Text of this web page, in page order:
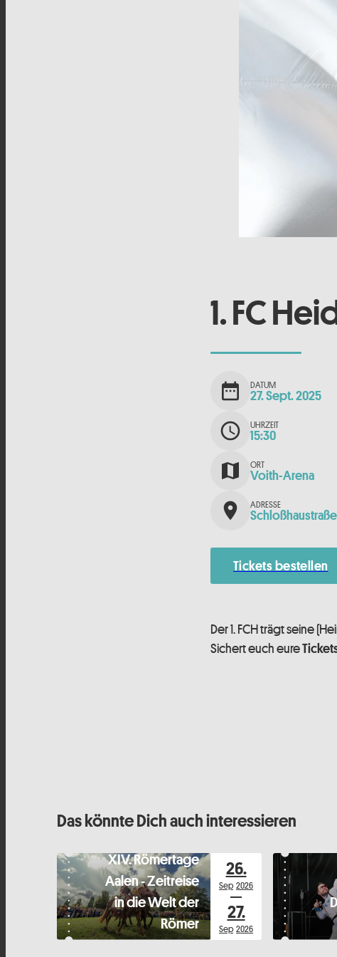
1. FC
date_range DATUM
27. Sept. 2025
schedule UHRZEIT
15:30
map ORT
Voith-Arena
place ADRESSE
Tickets bestellen
Der 1. FCH trägt seine
Sichert euch eure
Das könnte Dich auch interessieren
XIV. Römertage
Aalen - Zeitreise
in die Welt der
Römer
26.
Sep 2026
27.
Sep 2026